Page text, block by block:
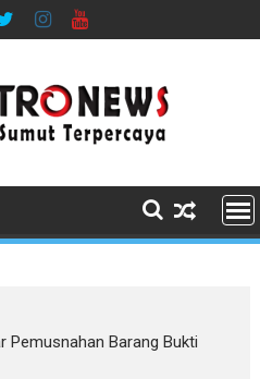
Pemusnahan Barang Bukti